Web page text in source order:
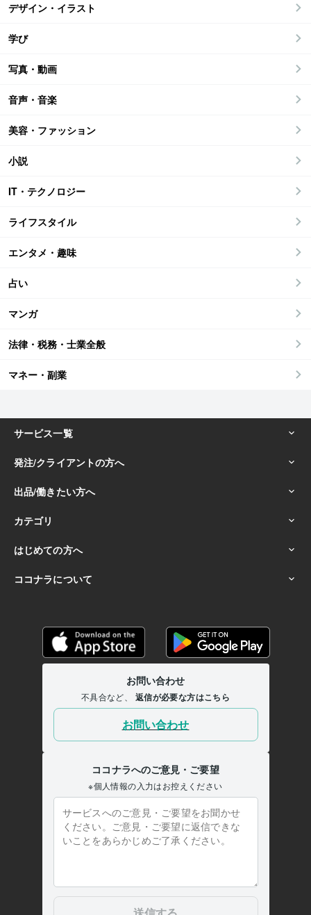
デザイン・イラスト
学び
写真・動画
音声・音楽
美容・ファッション
小説
IT・テクノロジー
ライフスタイル
エンタメ・趣味
占い
マンガ
法律・税務・士業全般
マネー・副業